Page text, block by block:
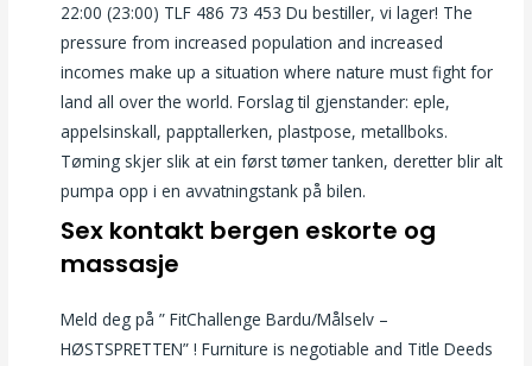
22:00 (23:00) TLF 486 73 453 Du bestiller, vi lager! The
pressure from increased population and increased
incomes make up a situation where nature must fight for
land all over the world. Forslag til gjenstander: eple,
appelsinskall, papptallerken, plastpose, metallboks.
Tøming skjer slik at ein først tømer tanken, deretter blir alt
pumpa opp i en avvatningstank på bilen.
Sex kontakt bergen eskorte og
massasje
Meld deg på ” FitChallenge Bardu/Målselv –
HØSTSPRETTEN” ! Furniture is negotiable and Title Deeds